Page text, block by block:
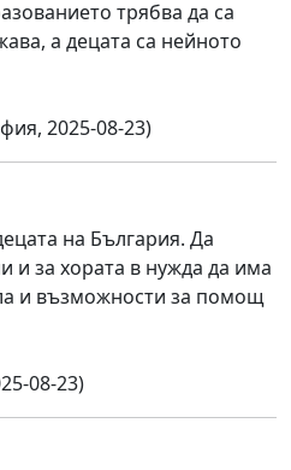
трябва да са
а децата са нейното
2025-08-23)
на България. Да
и за хората в нужда да има
и възможности за помощ
08-23)